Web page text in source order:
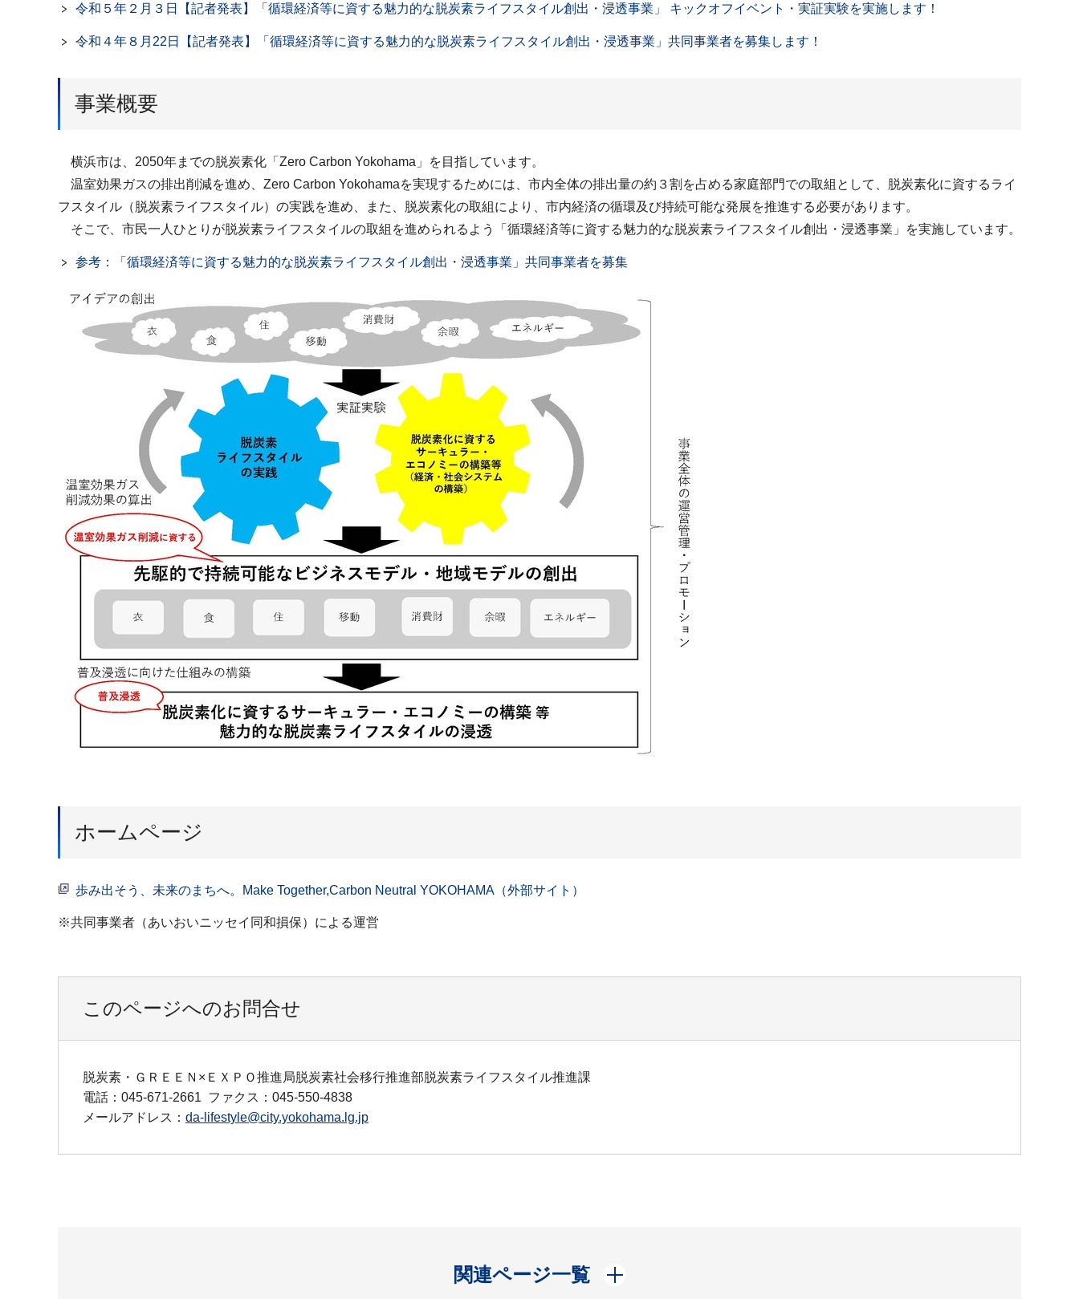
令和５年２月３日【記者発表】「循環経済等に資する魅力的な脱炭素ライフスタイル創出・浸透事業」 キックオフイベント・実証実験を実施します！
令和４年８月22日【記者発表】「循環経済等に資する魅力的な脱炭素ライフスタイル創出・浸透事業」共同事業者を募集します！
事業概要
横浜市は、2050年までの脱炭素化「Zero Carbon Yokohama」を目指しています。
温室効果ガスの排出削減を進め、Zero Carbon Yokohamaを実現するためには、市内全体の排出量の約３割を占める家庭部門での取組として、脱炭素化に資するライ
フスタイル（脱炭素ライフスタイル）の実践を進め、また、脱炭素化の取組により、市内経済の循環及び持続可能な発展を推進する必要があります。
そこで、市民一人ひとりが脱炭素ライフスタイルの取組を進められるよう「循環経済等に資する魅力的な脱炭素ライフスタイル創出・浸透事業」を実施しています。
参考：「循環経済等に資する魅力的な脱炭素ライフスタイル創出・浸透事業」共同事業者を募集
ホームページ
歩み出そう、未来のまちへ。Make Together,Carbon Neutral YOKOHAMA（外部サイト）
※共同事業者（あいおいニッセイ同和損保）による運営
このページへのお問合せ
脱炭素・ＧＲＥＥＮ×ＥＸＰＯ推進局脱炭素社会移行推進部脱炭素ライフスタイル推進課
電話：045-671-2661 ファクス：045-550-4838
メールアドレス： da-lifestyle@city.yokohama.lg.jp
関連ページ一覧
開く